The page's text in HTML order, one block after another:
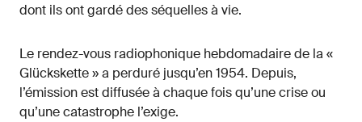
dont ils ont gardé des séquelles à vie.
Le rendez-vous radiophonique hebdomadaire de la «
Glückskette » a perduré jusqu’en 1954. Depuis,
l’émission est diffusée à chaque fois qu’une crise ou
qu’une catastrophe l’exige.